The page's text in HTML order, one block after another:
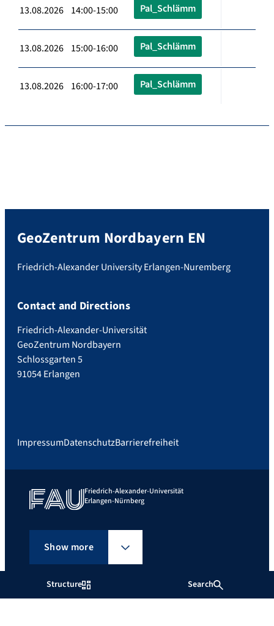
Structure Search
13.08.2026 14:00-15:00 Pal_Schlämm
13.08.2026 15:00-16:00 Pal_Schlämm
13.08.2026 16:00-17:00 Pal_Schlämm
GeoZentrum Nordbayern EN
Friedrich-Alexander University Erlangen-Nuremberg
Contact and Directions
Friedrich-Alexander-Universität
GeoZentrum Nordbayern
Schlossgarten 5
91054 Erlangen
ImpressumDatenschutzBarrierefreiheit
Friedrich-Alexander-Universität
Erlangen-Nürnberg
Show more